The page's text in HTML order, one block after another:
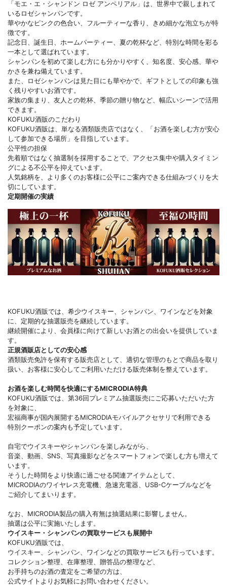
「モエ・エ・シャンドン ロゼ アンペリアル」は、世界中で親しまれて
いるロゼシャンパンです。
華やかなピンクの色合い、フルーティーな香り、きめ細かな泡立ちが特
徴です。
記念日、誕生日、ホームパーティー、夏の乾杯など、特別な時間を彩る
一本として選ばれています。
シャンパンを初めて楽しむ方にも分かりやすく、知名度、安心感、華や
かさを兼ね備えています。
また、ロゼシャンパンは見た目にも華やかで、ギフトとしての印象も強
く残りやすいお酒です。
家族の集まり、友人との乾杯、季節の贈り物など、幅広いシーンで活用
できます。
KOFUKU酒販のこだわり
KOFUKU酒販は、単なる酒類販売店ではなく、「お酒を楽しむ方が安心
して参加できる場所」を目指しています。
公平性の担保
先着順ではなく抽選制を採用することで、アクセス集中や購入タイミン
グによる不公平を抑えています。
人気銘柄を、より多くのお客様に公平にご案内できる仕組みづくりを大
切にしています。
定期開催の実績
KOFUKU酒販では、希少ウイスキー、シャンパン、ワインなどを対象
に、定期的な抽選販売を継続しています。
継続開催により、会員様に向けて新しいお酒との出会いを提供していま
す。
正規酒販店としての安心感
酒類販売免許を保有する販売店として、適切な管理のもとで商品を取り
扱い、お客様に安心してご利用いただける販売体制を整えています。
お酒を楽しむ時間を快適にするMICRODIA特典
KOFUKU酒販では、第36回プレミアム抽選販売にご応募いただいた方
を対象に、
宏福商事が国内展開するMICRODIAモバイルアクセサリで利用できる
特別クーポンの案内も予定しています。
自宅でウイスキーやシャンパンを楽しみながら、
音楽、動画、SNS、写真撮影などをスマートフォンで楽しむ方も増えて
います。
そうした時間をより快適に過ごせる関連アイテムとして、
MICRODIAのワイヤレス充電機、急速充電器、USB-Cケーブルなどを
ご紹介してまいります。
なお、MICRODIA製品の購入有無は抽選結果に影響しません。
抽選は公平に実施いたします。
ウイスキー・シャンパンの買取サービスも展開中
KOFUKU酒販では、
ウイスキー、シャンパン、ワインなどの買取サービスも行っています。
コレクション整理、在庫整理、贈答品の整理など、
お手持ちのお酒の査定をご希望の方は、
公式サイトよりお気軽にお問い合わせください。